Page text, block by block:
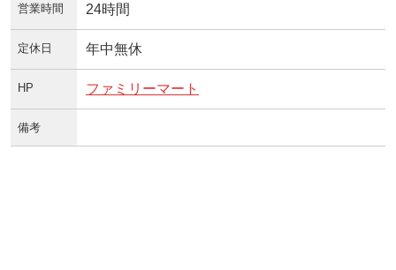
営業時間 24時間
定休日 年中無休
HP ファミリーマート
備考